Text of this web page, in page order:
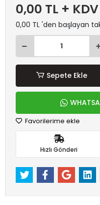
0,00 TL + KDV
0,00 TL 'den başlayan
Sepete Ekle
Favorilerime ekle
Hızlı Gönderi